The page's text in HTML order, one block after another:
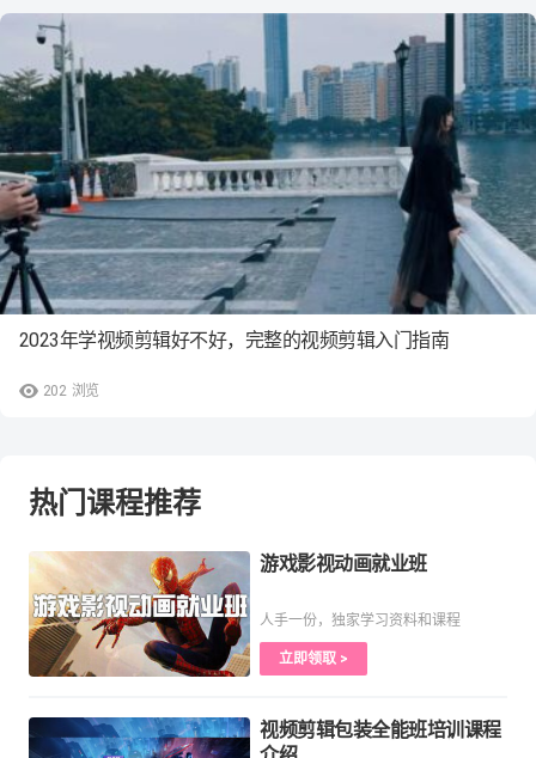
202 浏览
2023年学视频剪辑好不好，完整的视频剪辑入门指南
热门课程推荐
游戏影视动画就业班
人手一份，独家学习资料和课程
立即领取 >
视频剪辑包装全能班培训课程